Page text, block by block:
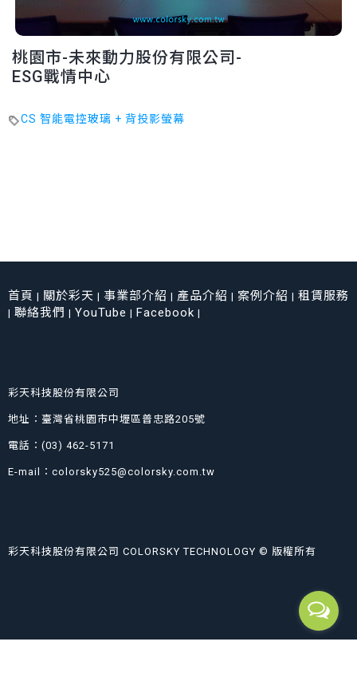
桃園市-未來動力股份有限公司-
ESG戰情中心
CS 智能電控玻璃 + 背投影螢幕
首頁 | 關於彩天 | 事業部介紹 | 產品介紹 | 案例介紹 | 租賃服務
| 聯絡我們 | YouTube | Facebook |
彩天科技股份有限公司
地址：臺灣省桃園市中壢區普忠路205號
電話：(03) 462-5171
E-mail：colorsky525@colorsky.com.tw
彩天科技股份有限公司 COLORSKY TECHNOLOGY © 版權所有